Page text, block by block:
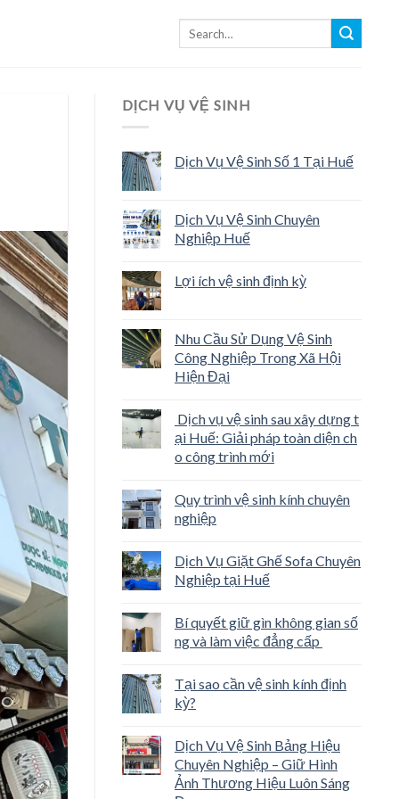
DỊCH VỤ VỆ SINH
Dịch Vụ Vệ Sinh Số 1 Tại Huế
Dịch Vụ Vệ Sinh Chuyên
Nghiệp Huế
Lợi ích vệ sinh định kỳ
Nhu Cầu Sử Dụng Vệ Sinh
Công Nghiệp Trong Xã Hội
Hiện Đại
Dịch vụ vệ sinh sau xây dựng t
ại Huế: Giải pháp toàn diện ch
o công trình mới
Quy trình vệ sinh kính chuyên
nghiệp
Dịch Vụ Giặt Ghế Sofa Chuyên
Nghiệp tại Huế
Bí quyết giữ gìn không gian số
ng và làm việc đẳng cấp
Tại sao cần vệ sinh kính định
kỳ?
Dịch Vụ Vệ Sinh Bảng Hiệu
Chuyên Nghiệp – Giữ Hình
Ảnh Thương Hiệu Luôn Sáng